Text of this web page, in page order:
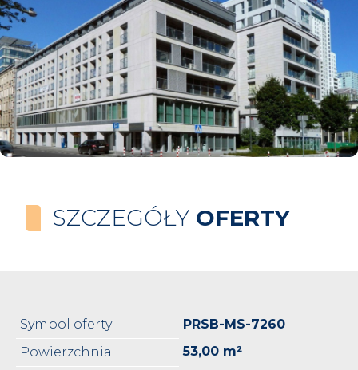
SZCZEGÓŁY OFERTY
Symbol oferty
PRSB-MS-7260
Powierzchnia
53,00 m²